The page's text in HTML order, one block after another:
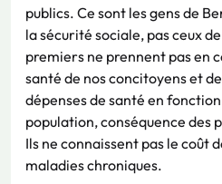
publics. Ce sont les gens de
la sécurité sociale, pas ceux
premiers ne prennent pas en
santé de nos concitoyens et
dépenses de santé en
population, conséquence des
Ils ne connaissent pas le coût
maladies chroniques.